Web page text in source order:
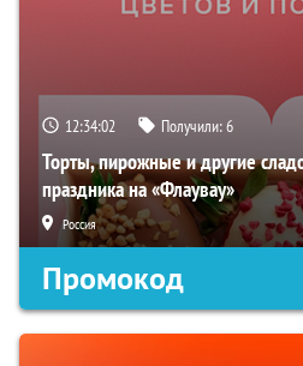
12:34:01 Получили:6
Торты, пирожные и другие
праздника на «Флаувау»
Россия
Промокод